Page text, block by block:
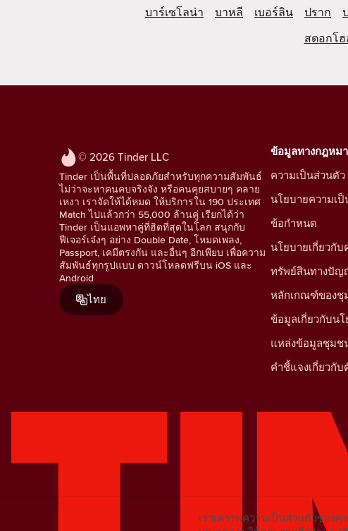
บาร์เซโลน่า
บาหลี เบอร์ลิน ปราก
สตอกโ
© 2026 Tinder LLC
Tinder เป็นพื้นที่ปลอดภัยสำหรับทุกความสัมพันธ์
ไม่ว่าจะหาคนคบจริงจัง หรือคนคุยสบายๆ คลาย
เหงา เราจัดให้ได้หมด ให้บริการใน 190 ประเทศ
Match ไปแล้วกว่า 55,000 ล้านคู่ เรียกได้ว่า
Tinder เป็นแอพหาคู่ที่ฮิตที่สุดในโลก สนุกกับ
ฟีเจอร์เจ๋งๆ อย่าง Double Date, โหมดเพลง,
Passport, เคมีตรงกัน และอื่นๆ อีกเพียบ เพื่อความ
สัมพันธ์ทุกรูปแบบ ดาวน์โหลดฟรีบน iOS และ
Android
ไทย
ข้อมูลทางกฎหม
ความเป็นส่วนตัว
นโยบายความเ
ข้อกำหนด
นโยบายเกี่ยวกับ
ทรัพย์สินทางปัญ
หลักเกณฑ์ของชุ
ข้อมูลเกี่ยวกับน
แหล่งข้อมูลชุมช
คำชี้แจงเกี่ยวกับ
เราเคารพความเป็นส่วนตัวของ